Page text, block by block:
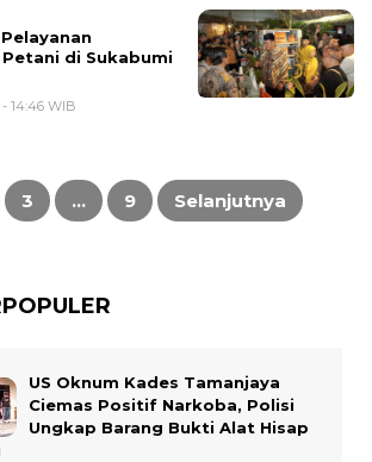
di Sukabumi
- 14:46 WIB
3 … 9 Selanjutnya
US Oknum Kades Tamanjaya
Ciemas Positif Narkoba, Polisi
Ungkap Barang Bukti Alat Hisap